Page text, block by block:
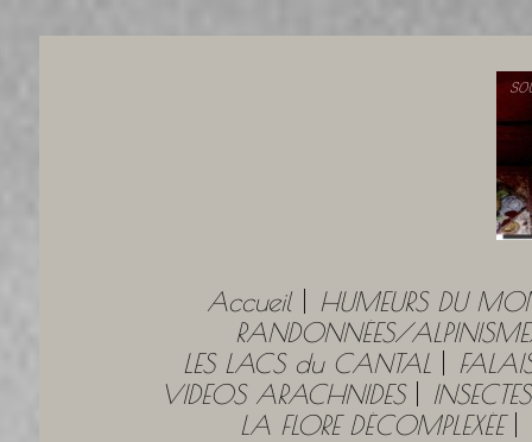
Accueil
HUMEURS DU
RANDONNÉES/
LES LACS du CANTAL
VIDEOS ARACHNIDES
INSECTES
LA FLORE DÉCOMPLEXÉE